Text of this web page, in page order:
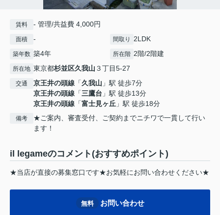
賃料 - 管理/共益費 4,000円
面積 - 間取り 2LDK
築年数 築4年 所在階 2階/2階建
所在地 東京都杉並区久我山 ３丁目5-27
交通 京王井の頭線 「久我山 」駅 徒歩7分
京王井の頭線 「三鷹台 」駅 徒歩13分
京王井の頭線 「富士見ヶ丘 」駅 徒歩18分
備考
★ご案内、審査受付、ご契約までニチワで一貫して行い
ます！
il legameのコメント(おすすめポイント)
★当店が直接の募集窓口です★お気軽にお問い合わせください★
無料 お問い合わせ